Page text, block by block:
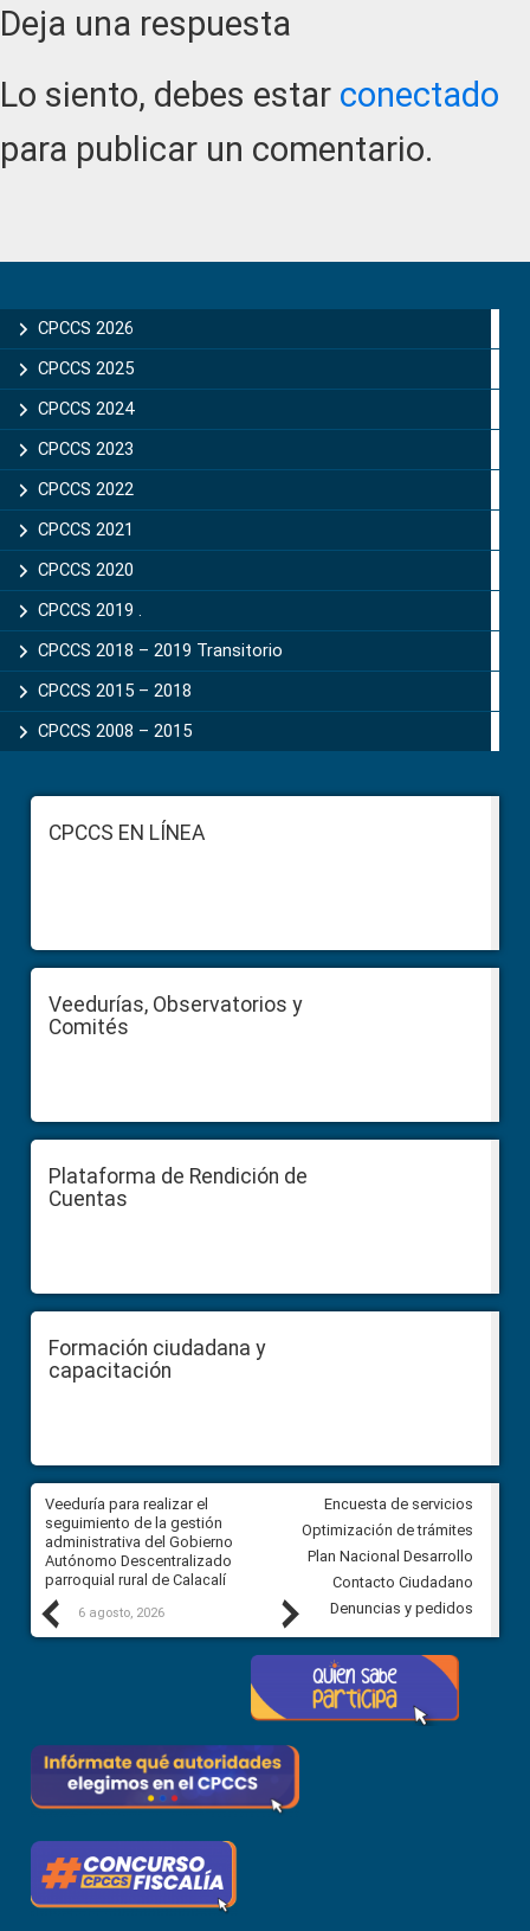
Reader
Interactions
Deja una respuesta
Lo siento, debes estar conectado
para publicar un comentario.
Sidebar
CPCCS 2026
CPCCS 2025
CPCCS 2024
CPCCS 2023
CPCCS 2022
CPCCS 2021
CPCCS 2020
CPCCS 2019 .
CPCCS 2018 – 2019 Transitorio
CPCCS 2015 – 2018
CPCCS 2008 – 2015
FooterCPCCS EN LÍNEA
Veedurías, Observatorios y
Comités
Plataforma de Rendición de
Cuentas
Formación ciudadana y
capacitación
Previous
Veeduría para realizar el
seguimiento de la gestión
administrativa del Gobierno
Autónomo Descentralizado
parroquial rural de Calacalí
6 agosto, 2026
Veeduría para vigilar los
derivados de la Audiencia
comunidad Urbina, parroquia
Carolina
5 agosto, 2026
Next
Encuesta de servicios
Optimización de trámites
Plan Nacional Desarrollo
Contacto Ciudadano
Denuncias y pedidos